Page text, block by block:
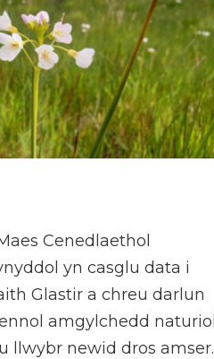
Cenedlaethol
yn casglu data i
Glastir a chreu darlun
amgylchedd naturiol
llwybr newid dros amser.